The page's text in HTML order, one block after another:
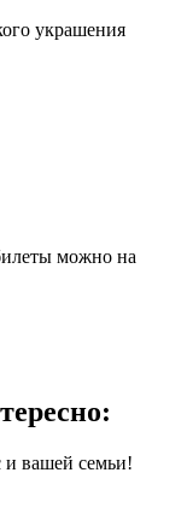
украшения
можно на
и вашей семьи!